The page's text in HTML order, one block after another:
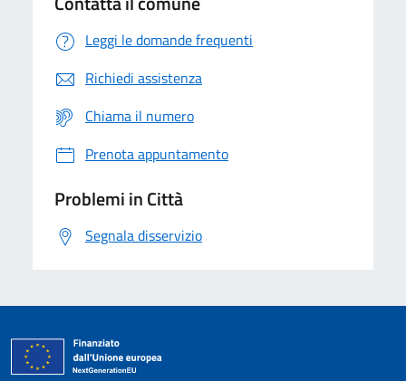
Leggi le domande frequenti
Richiedi assistenza
Chiama il numero
Prenota appuntamento
Problemi in Città
Segnala disservizio